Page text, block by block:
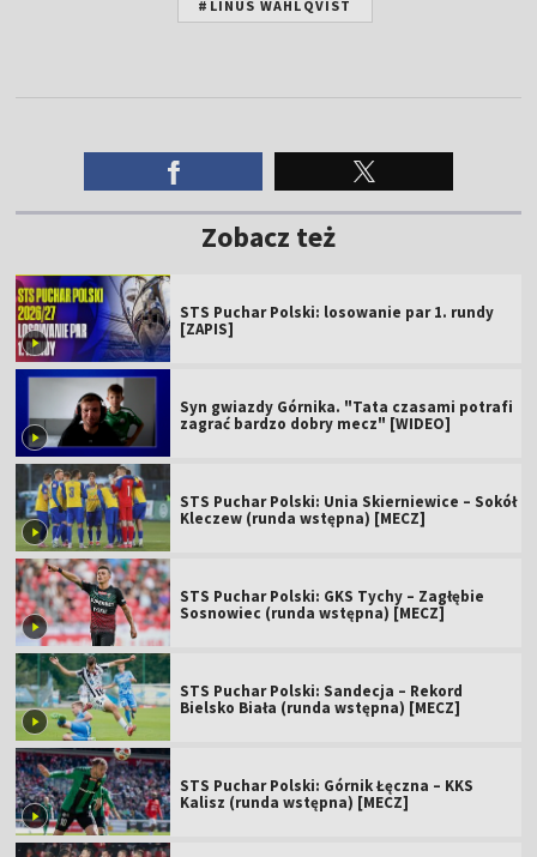
#LINUS WAHLQVIST
Zobacz też
STS Puchar Polski: losowanie par 1. rundy
[ZAPIS]
Syn gwiazdy Górnika. "Tata czasami potrafi
zagrać bardzo dobry mecz" [WIDEO]
STS Puchar Polski: Unia Skierniewice – Sokół
Kleczew (runda wstępna) [MECZ]
STS Puchar Polski: GKS Tychy – Zagłębie
Sosnowiec (runda wstępna) [MECZ]
STS Puchar Polski: Sandecja – Rekord
Bielsko Biała (runda wstępna) [MECZ]
STS Puchar Polski: Górnik Łęczna – KKS
Kalisz (runda wstępna) [MECZ]